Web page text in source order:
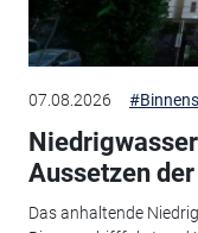
07.08.2026
Aussetzen
Das anhaltende